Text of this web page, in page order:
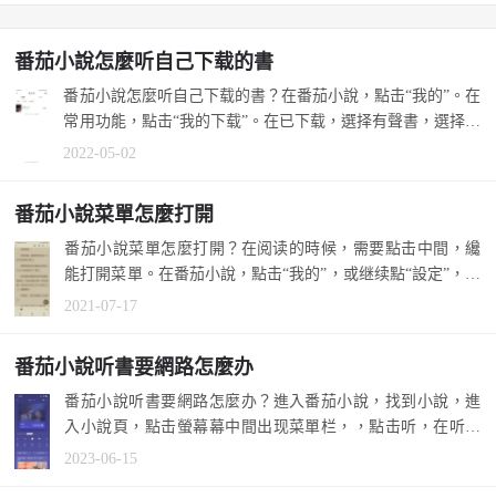
番茄小說怎麼听自己下载的書
番茄小說怎麼听自己下载的書？在番茄小說，點击“我的”。在
常用功能，點击“我的下载”。在已下载，選择有聲書，選择作
品，收听...
2022-05-02
番茄小說菜單怎麼打開
番茄小說菜單怎麼打開？在阅读的時候，需要點击中間，纔
能打開菜單。在番茄小說，點击“我的”，或继续點“設定”，能
看到菜單。 ...
2021-07-17
番茄小說听書要網路怎麼办
番茄小說听書要網路怎麼办？進入番茄小說，找到小說，進
入小說頁，點击螢幕幕中間出现菜單栏，，點击听，在听書
頁，選择下载...
2023-06-15